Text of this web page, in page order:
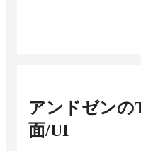
アンドゼンの
面/UI